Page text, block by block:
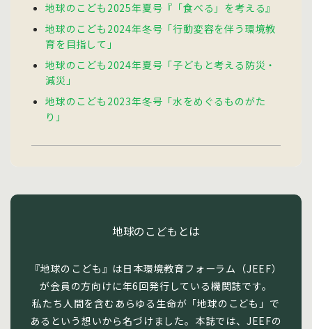
地球のこども2025年夏号『「食べる」を考える』
地球のこども2024年冬号「行動変容を伴う環境教
育を目指して」
地球のこども2024年夏号「子どもと考える防災・
減災」
地球のこども2023年冬号「水をめぐるものがた
り」
地球のこどもとは
『地球のこども』は日本環境教育フォーラム（JEEF）
が会員の方向けに年6回発行している機関誌です。
私たち人間を含むあらゆる生命が「地球のこども」で
あるという想いから名づけました。本誌では、JEEFの